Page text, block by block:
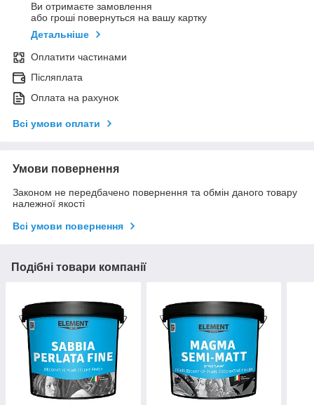
Ви отримаєте замовлення
або гроші повернуться на вашу картку
Детальніше
Оплатити частинами
Післяплата
Оплата на рахунок
Всі умови оплати
Умови повернення
Законом не передбачено повернення та обмін даного товару
належної якості
Всі умови повернення
Подібні товари компанії